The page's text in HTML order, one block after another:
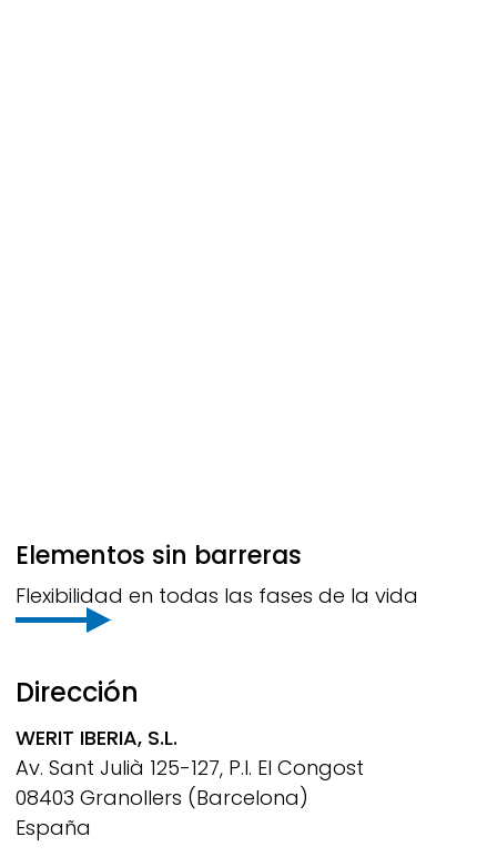
Elementos sin barreras
Flexibilidad en todas las fases de la vida
Dirección
WERIT IBERIA, S.L.
Av. Sant Julià 125-127, P.I. El Congost
08403 Granollers (Barcelona)
España